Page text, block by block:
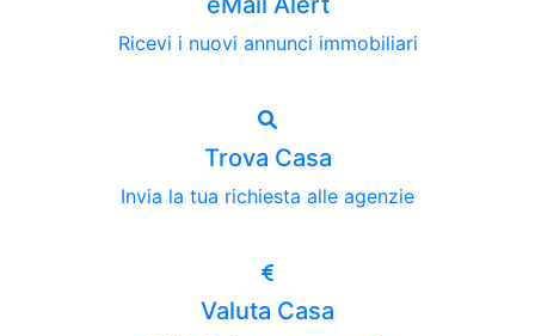
Ricevi i nuovi annunci immobiliari
Trova Casa
Invia la tua richiesta alle agenzie
Valuta Casa